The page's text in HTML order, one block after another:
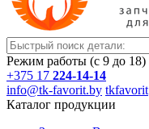
Режим работы (с 9 до 18)
+375 17 224-14-14
info@tk-favorit.by tkfavorit
Каталог продукции